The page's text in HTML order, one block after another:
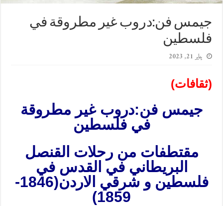
جيمس فن:دروب غير مطروقة في
فلسطين
يناير 21, 2023
(ثقافات)
جيمس فن:دروب غير مطروقة
في فلسطين
مقتطفات من رحلات القنصل
البريطاني في القدس في
فلسطين و شرقي الاردن(1846-
1859)